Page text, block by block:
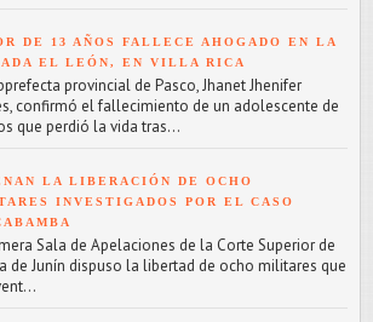
DE 13 AÑOS FALLECE AHOGADO EN LA
EL LEÓN, EN VILLA RICA
provincial de Pasco, Jhanet Jhenifer
confirmó el fallecimiento de un adolescente de
que perdió la vida tras...
LA LIBERACIÓN DE OCHO
INVESTIGADOS POR EL CASO
Sala de Apelaciones de la Corte Superior de
de Junín dispuso la libertad de ocho militares que